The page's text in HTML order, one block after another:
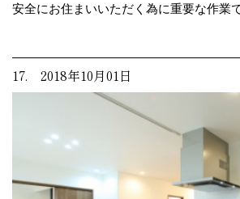
安全にお住まいいただく為に重要な作業で
17. 2018年10月01日